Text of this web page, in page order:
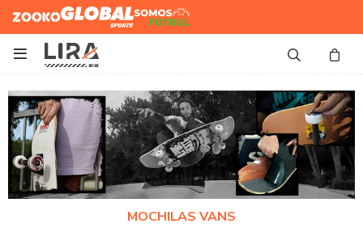
Zooko Global Sports
Somos
Futbol

MOCHILAS VANS